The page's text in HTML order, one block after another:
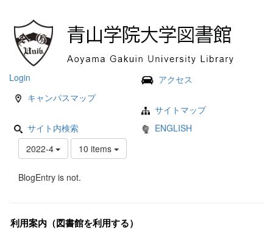
Login
アクセス
キャンパスマップ
サイトマップ
サイト内検索
ENGLISH
2022-4
10 items
BlogEntry is not.
利用案内（図書館を利用する）